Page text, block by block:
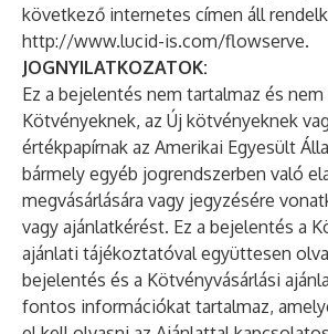
következő internetes címen áll
http://www.lucid-is.com/flowserve.
JOGNYILATKOZATOK:
Ez a bejelentés nem tartalmaz és nem
Kötvényeknek, az Új kötvényeknek
értékpapírnak az Amerikai Egyesült
bármely egyéb jogrendszerben való
megvásárlására vagy jegyzésére
vagy ajánlatkérést. Ez a bejelentés a
ajánlati tájékoztatóval együttesen
bejelentés és a Kötvényvásárlási
fontos információkat tartalmaz,